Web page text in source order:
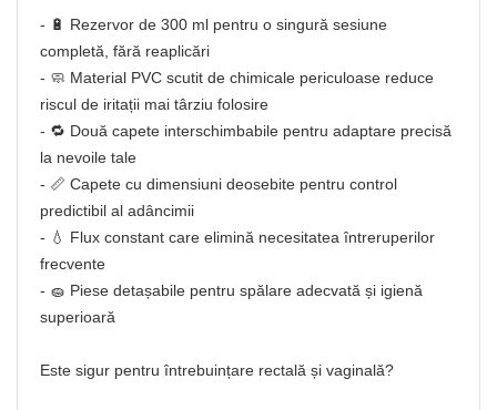
- 🔋 Rezervor de 300 ml pentru o singură sesiune
completă, fără reaplicări
- 🧼 Material PVC scutit de chimicale periculoase reduce
riscul de iritații mai târziu folosire
- 🔁 Două capete interschimbabile pentru adaptare precisă
la nevoile tale
- 📏 Capete cu dimensiuni deosebite pentru control
predictibil al adâncimii
- 💧 Flux constant care elimină necesitatea întreruperilor
frecvente
- 🧽 Piese detașabile pentru spălare adecvată și igienă
superioară
Este sigur pentru întrebuințare rectală și vaginală?